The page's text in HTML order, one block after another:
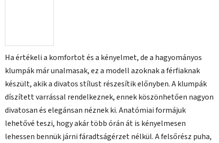
Ha értékeli a komfortot és a kényelmet, de a hagyományos
klumpák már unalmasak, ez a modell azoknak a férfiaknak
készült, akik a divatos stílust részesítik előnyben. A klumpák
díszített varrással rendelkeznek, ennek köszönhetően nagyon
divatosan és elegánsan néznek ki. Anatómiai formájuk
lehetővé teszi, hogy akár több órán át is kényelmesen
lehessen bennük járni fáradtságérzet nélkül. A felsőrész puha,